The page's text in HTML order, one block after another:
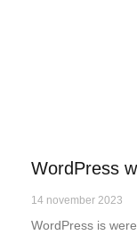
WordPress
14 november 2023
WordPress is